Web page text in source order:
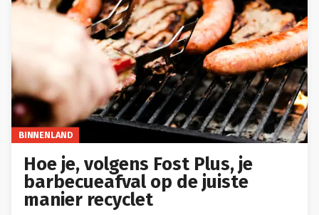
BINNENLAND
Hoe je, volgens Fost Plus, je
barbecueafval op de juiste
manier recyclet